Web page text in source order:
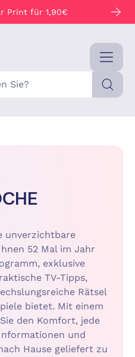
Print für 1,90€
unverzichtbare
52 Mal im Jahr
exklusive
TV-Tipps,
Rätsel
bietet. Mit einem
den Komfort, jede
und
Hause geliefert zu